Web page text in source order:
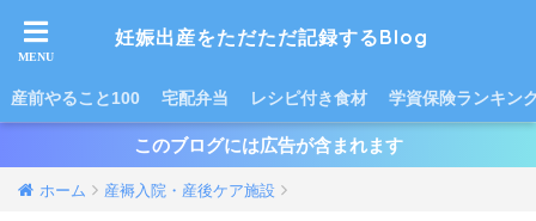
妊娠出産をただただ記録するBlog
産前やること100 宅配弁当 レシピ付き食材 学資保険ランキン
このブログには広告が含まれます
ホーム 産褥入院・産後ケア施設